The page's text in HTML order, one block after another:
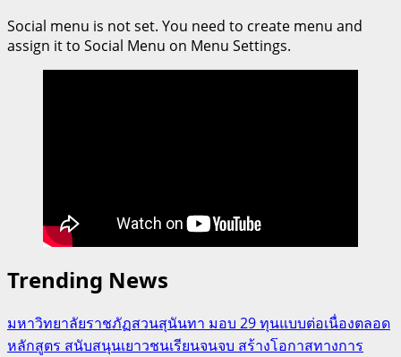
Social menu is not set. You need to create menu and
assign it to Social Menu on Menu Settings.
Trending News
มหาวิทยาลัยราชภัฏสวนสุนันทา มอบ 29 ทุนแบบต่อเนื่องตลอด
หลักสูตร สนับสนุนเยาวชนเรียนจนจบ สร้างโอกาสทางการ